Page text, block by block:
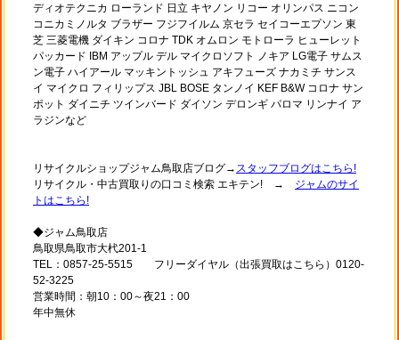
ディオテクニカ ローランド 日立 キヤノン リコー オリンパス ニコン
コニカミノルタ ブラザー フジフイルム 京セラ セイコーエプソン 東
芝 三菱電機 ダイキン コロナ TDK オムロン モトローラ ヒューレット
パッカード IBM アップル デル マイクロソフト ノキア LG電子 サムス
ン電子 ハイアール マッキントッシュ アキフューズ ナカミチ サンス
イ マイクロ フィリップス JBL BOSE タンノイ KEF B&W コロナ サン
ポット ダイニチ ツインバード ダイソン デロンギ パロマ リンナイ ア
ラジンなど
リサイクルショップジャム鳥取店ブログ→ スタッフブログはこちら!
リサイクル・中古買取りの口コミ検索 エキテン! → ジャムのサイ
トはこちら!
◆ジャム鳥取店
鳥取県鳥取市大杙201-1
TEL：0857-25-5515 フリーダイヤル（出張買取はこちら）0120-
52-3225
営業時間：朝10：00～夜21：00
年中無休